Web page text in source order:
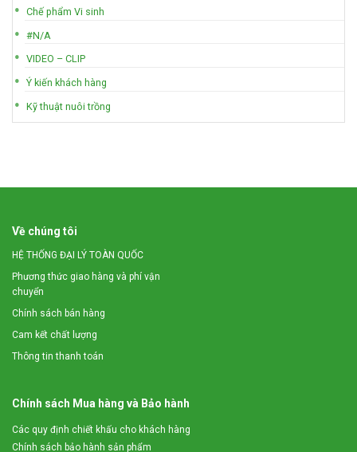
Chế phẩm Vi sinh
#N/A
VIDEO – CLIP
Ý kiến khách hàng
Kỹ thuật nuôi trồng
Về chúng tôi
HỆ THỐNG ĐẠI LÝ TOÀN QUỐC
Phương thức giao hàng và phí vận
chuyển
Chính sách bán hàng
Cam kết chất lượng
Thông tin thanh toán
Chính sách Mua hàng và Bảo hành
Các quy định chiết khấu cho khách hàng
Chính sách bảo hành sản phẩm